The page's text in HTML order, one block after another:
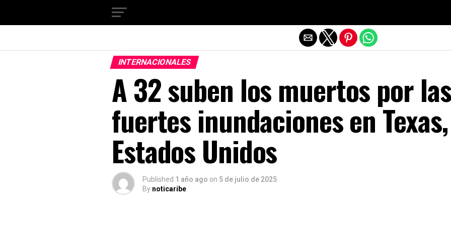
INTERNACIONALES
A 32 suben los muertos por las
fuertes inundaciones en Texas,
Estados Unidos
Published 1 año ago on 5 de julio de 2025
By noticaribe